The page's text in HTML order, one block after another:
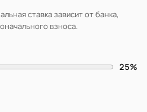
ставка зависит от банка,
взноса.
25%